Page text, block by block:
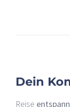
Dein
Reise